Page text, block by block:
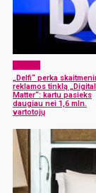
„Delfi“ perka
reklamos tinklą „Digital
Matter“: kartu pasieks
daugiau nei 1,6 mln.
vartotojų